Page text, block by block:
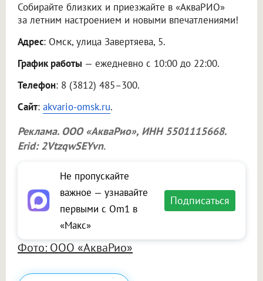
Собирайте близких и приезжайте в «АкваРИО»
за летним настроением и новыми впечатлениями!
Адрес: Омск, улица Завертяева, 5.
График работы — ежедневно с 10:00 до 22:00.
Телефон: 8 (3812) 485–300.
Сайт: akvario-omsk.ru.
Реклама. ООО «АкваРио», ИНН 5501115668.
Erid: 2VtzqwSEYvn.
Не пропускайте
важное — узнавайте
первыми с Om1 в
«Макс»
Подписаться
Фото: ООО «АкваРио»